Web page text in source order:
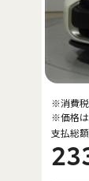
支払総額
※消費
※価格